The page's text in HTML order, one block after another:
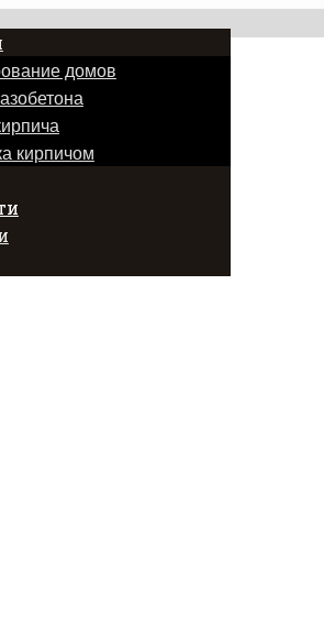
домов
кирпичом